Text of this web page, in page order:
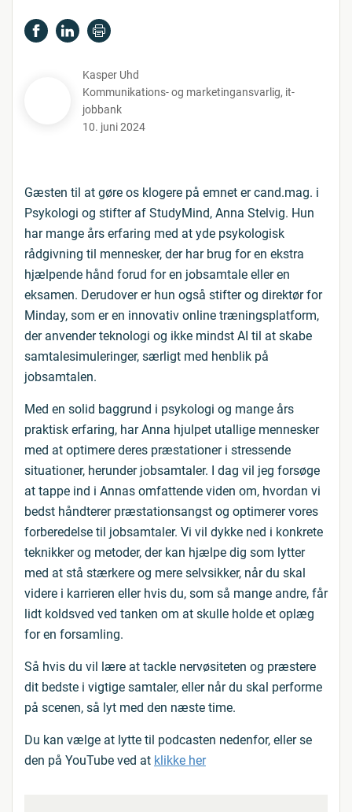
Kasper Uhd
Kommunikations- og marketingansvarlig, it-
jobbank
10. juni 2024
Gæsten til at gøre os klogere på emnet er cand.mag. i
Psykologi og stifter af StudyMind, Anna Stelvig. Hun
har mange års erfaring med at yde psykologisk
rådgivning til mennesker, der har brug for en ekstra
hjælpende hånd forud for en jobsamtale eller en
eksamen. Derudover er hun også stifter og direktør for
Minday, som er en innovativ online træningsplatform,
der anvender teknologi og ikke mindst AI til at skabe
samtalesimuleringer, særligt med henblik på
jobsamtalen.
Med en solid baggrund i psykologi og mange års
praktisk erfaring, har Anna hjulpet utallige mennesker
med at optimere deres præstationer i stressende
situationer, herunder jobsamtaler. I dag vil jeg forsøge
at tappe ind i Annas omfattende viden om, hvordan vi
bedst håndterer præstationsangst og optimerer vores
forberedelse til jobsamtaler. Vi vil dykke ned i konkrete
teknikker og metoder, der kan hjælpe dig som lytter
med at stå stærkere og mere selvsikker, når du skal
videre i karrieren eller hvis du, som så mange andre, får
lidt koldsved ved tanken om at skulle holde et oplæg
for en forsamling.
Så hvis du vil lære at tackle nervøsiteten og præstere
dit bedste i vigtige samtaler, eller når du skal performe
på scenen, så lyt med den næste time.
Du kan vælge at lytte til podcasten nedenfor, eller se
den på YouTube ved at klikke her